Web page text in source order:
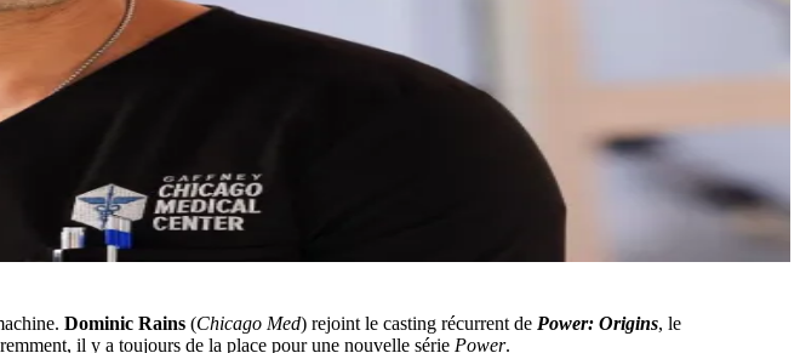
Dominic Rains (Chicago Med) rejoint le casting récurrent de Power: Origins, le
il y a toujours de la place pour une nouvelle série Power.